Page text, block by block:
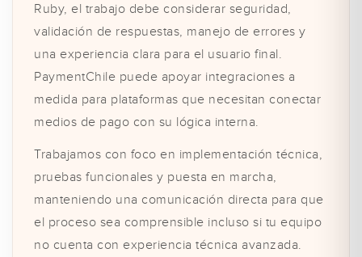
Ruby, el trabajo debe considerar seguridad,
validación de respuestas, manejo de errores y
una experiencia clara para el usuario final.
PaymentChile puede apoyar integraciones a
medida para plataformas que necesitan conectar
medios de pago con su lógica interna.
Trabajamos con foco en implementación técnica,
pruebas funcionales y puesta en marcha,
manteniendo una comunicación directa para que
el proceso sea comprensible incluso si tu equipo
no cuenta con experiencia técnica avanzada.